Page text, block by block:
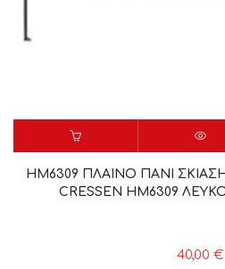
HM6309 ΠΛΑΙΝΟ ΠΑΝΙ
CRESSEN HM6309
40,00 €